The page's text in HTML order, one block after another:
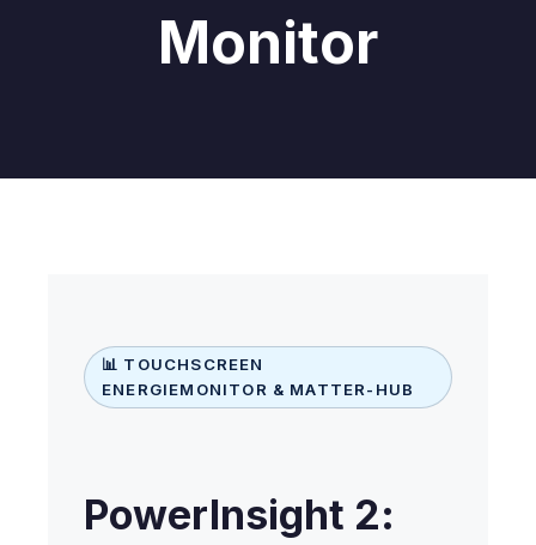
Monitor
📊 TOUCHSCREEN
ENERGIEMONITOR & MATTER-HUB
PowerInsight 2: